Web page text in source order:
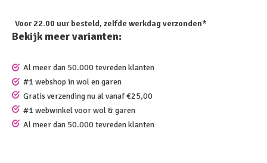
Voor 22.00 uur besteld, zelfde werkdag verzonden*
Bekijk meer varianten:
Al meer dan 50.000 tevreden klanten
#1 webshop in wol en garen
Gratis verzending nu al vanaf €25,00
#1 webwinkel voor wol & garen
Al meer dan 50.000 tevreden klanten